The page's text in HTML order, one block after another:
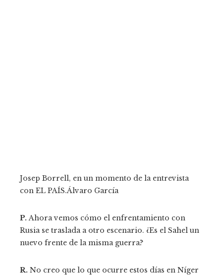
Josep Borrell, en un momento de la entrevista
con EL PAÍS.Álvaro García
P.Ahora vemos cómo el enfrentamiento con
Rusia se traslada a otro escenario. ¿Es el Sahel un
nuevo frente de la misma guerra?
R. No creo que lo que ocurre estos días en Níger